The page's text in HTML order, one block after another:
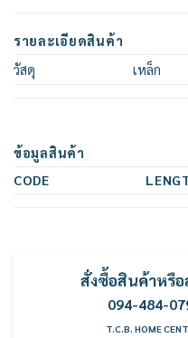
รายละเอียดสินค้า
วัสดุ
เหล็ก
ข้อมูลสินค้า
CODE
สั่งซื้อสินค้าหรือ
094-484-
T.C.B. HOME